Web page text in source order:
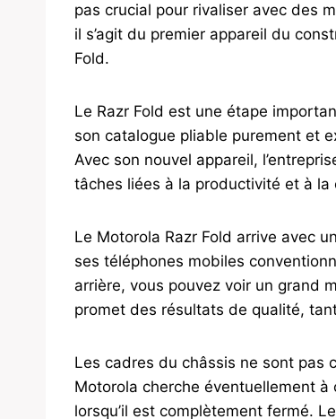
pas crucial pour rivaliser avec des
il s’agit du premier appareil du
Fold.
Le Razr Fold est une étape
son catalogue pliable purement et
Avec son nouvel appareil,
tâches liées à la productivité et à la
Le Motorola Razr Fold arrive avec
ses téléphones mobiles
arrière, vous pouvez voir un grand
promet des résultats de qualité,
Les cadres du châssis ne sont pas
Motorola cherche éventuellement
lorsqu’il est complètement fermé.